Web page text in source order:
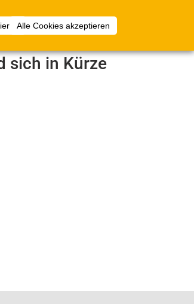
Alle Cookies akzeptieren
Anmelden
sich in Kürze